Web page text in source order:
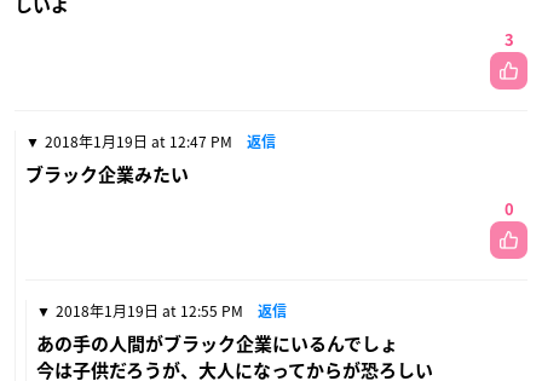
しいよ
3
2018年1月19日 at 12:47 PM 返信
ブラック企業みたい
0
2018年1月19日 at 12:55 PM 返信
あの手の人間がブラック企業にいるんでしょ
今は子供だろうが、大人になってからが恐ろしい